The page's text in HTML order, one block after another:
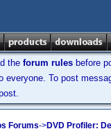
the forum rules before
everyone. To post
Forums->DVD Profiler: